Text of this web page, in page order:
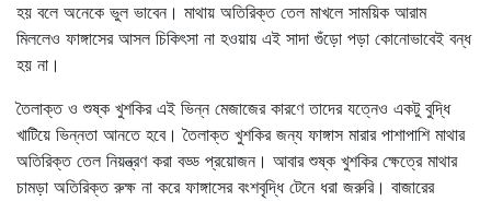
হয় বলে অনেকে ভুল ভাবেন। মাথায় অতিরিক্ত তেল মাখলে সাময়িক আরাম
মিললেও ফাঙ্গাসের আসল চিকিৎসা না হওয়ায় এই সাদা গুঁড়ো পড়া কোনোভাবেই বন্ধ
হয় না।
তৈলাক্ত ও শুষ্ক খুশকির এই ভিন্ন মেজাজের কারণে তাদের যত্নেও একটু বুদ্ধি
খাটিয়ে ভিন্নতা আনতে হবে। তৈলাক্ত খুশকির জন্য ফাঙ্গাস মারার পাশাপাশি মাথার
অতিরিক্ত তেল নিয়ন্ত্রণ করা বড্ড প্রয়োজন। আবার শুষ্ক খুশকির ক্ষেত্রে মাথার
চামড়া অতিরিক্ত রুক্ষ না করে ফাঙ্গাসের বংশবৃদ্ধি টেনে ধরা জরুরি। বাজারের